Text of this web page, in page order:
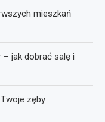
mieszkań
jak dobrać salę i
zęby